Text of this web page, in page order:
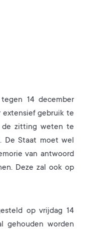
14 december
extensief gebruik te
de zitting weten te
De Staat moet wel
van antwoord
Deze zal ook op
op vrijdag 14
gehouden worden